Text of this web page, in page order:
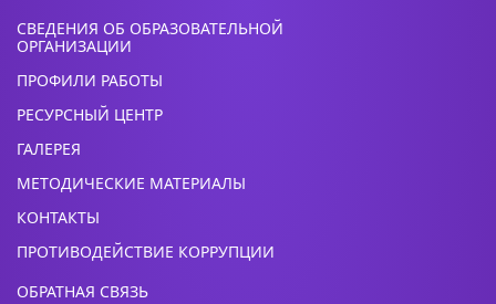
СВЕДЕНИЯ ОБ ОБРАЗОВАТЕЛЬНОЙ
ОРГАНИЗАЦИИ
ПРОФИЛИ РАБОТЫ
РЕСУРСНЫЙ ЦЕНТР
ГАЛЕРЕЯ
МЕТОДИЧЕСКИЕ МАТЕРИАЛЫ
КОНТАКТЫ
ПРОТИВОДЕЙСТВИЕ КОРРУПЦИИ
ОБРАТНАЯ СВЯЗЬ